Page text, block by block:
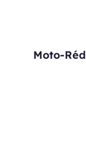
Moto-